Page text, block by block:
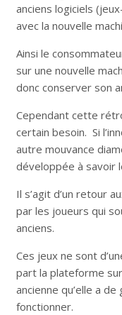
anciens logiciels
avec la nouvelle
Ainsi le
sur une nouvelle
donc conserver son
Cependant cette
certain besoin. Si
autre mouvance
développée à savoir
Il s’agit d’un retour
par les joueurs qui
anciens.
Ces jeux ne sont
part la plateforme
ancienne qu’elle a
fonctionner.